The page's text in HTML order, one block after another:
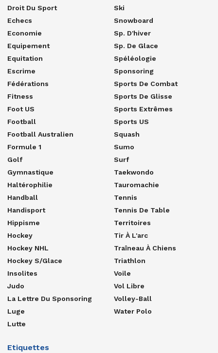
Droit Du Sport
Echecs
Economie
Equipement
Equitation
Escrime
Fédérations
Fitness
Foot US
Football
Football Australien
Formule 1
Golf
Gymnastique
Haltérophilie
Handball
Handisport
Hippisme
Hockey
Hockey NHL
Hockey S/glace
Insolites
Judo
La Lettre Du Sponsoring
Luge
Lutte
Ski
Snowboard
Sp. D'hiver
Sp. De Glace
Spéléologie
Sponsoring
Sports De Combat
Sports De Glisse
Sports Extrêmes
Sports US
Squash
Sumo
Surf
Taekwondo
Tauromachie
Tennis
Tennis De Table
Territoires
Tir À L'arc
Traîneau À Chiens
Triathlon
Voile
Vol Libre
Volley-Ball
Water Polo
Etiquettes